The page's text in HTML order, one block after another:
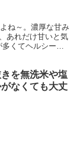
ね～。濃厚な甘み
あれだけ甘いと気
くてヘルシーと
を無洗米や塩
なくても大丈